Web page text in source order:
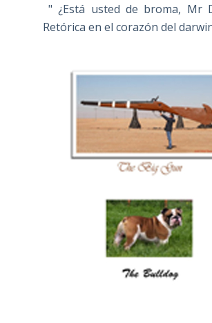
" ¿Está usted de broma, Mr
Retórica en el corazón del